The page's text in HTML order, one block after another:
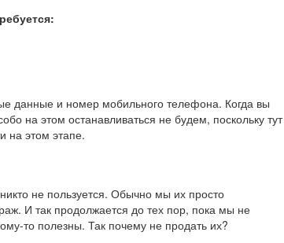
данные и номер мобильного телефона. Когда вы
на этом останавливаться не будем, поскольку тут
на этом этапе.
не пользуется. Обычно мы их просто
И так продолжается до тех пор, пока мы не
то полезны. Так почему не продать их?